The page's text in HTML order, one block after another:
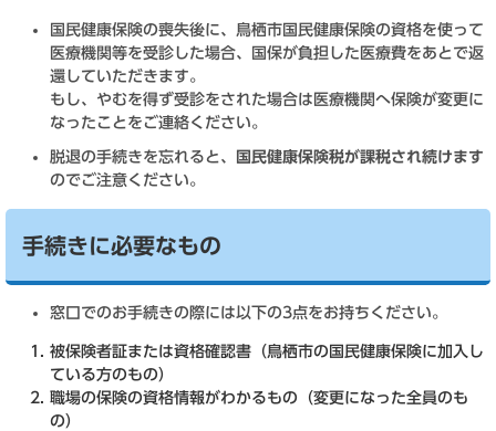
国民健康保険の喪失後に、鳥栖市国民健康保険の資格を使って
医療機関等を受診した場合、国保が負担した医療費をあとで返
還していただきます。
もし、やむを得ず受診をされた場合は医療機関へ保険が変更に
なったことをご連絡ください。
脱退の手続きを忘れると、
国民健康保険税が課税され続けます
のでご注意ください。
手続きに必要なもの
窓口でのお手続きの際には以下の3点をお持ちください。
被保険者証または資格確認書（鳥栖市の国民健康保険に加入し
ている方のもの）
職場の保険の資格情報がわかるもの（変更になった全員のも
の）